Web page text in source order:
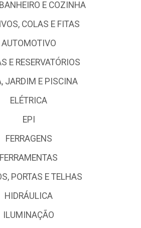
E COZINHA
COLAS E FITAS
AUTOMOTIVO
E RESERVATÓRIOS
JARDIM E PISCINA
ELÉTRICA
EPI
FERRAGENS
FERRAMENTAS
PORTAS E TELHAS
HIDRÁULICA
ILUMINAÇÃO